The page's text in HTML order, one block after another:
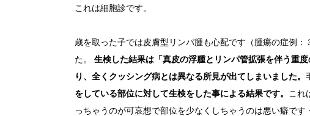
これは細胞診です。
歳を取った子では皮膚型リンパ腫も心配です（腫瘍の症例
た。 生検した結果は「真皮の浮腫とリンパ管拡張を伴う重
り、全くクッシング病とは異なる所見が出てしまいました。
をしている部位に対して生検をした事による結果です。
これ
っちゃうのが可哀想で部位を少なくしちゃうのは悪い癖です